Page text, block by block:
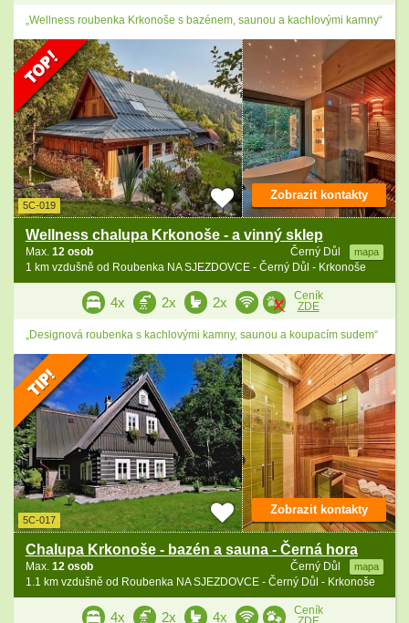
„Wellness roubenka Krkonoše s bazénem, saunou a kachlovými kamny“
5C-019
Wellness chalupa Krkonoše - a vinný sklep
Černý Důl mapa
Max. 12 osob
1 km vzdušně od Roubenka NA SJEZDOVCE - Černý Důl - Krkonoše
Zobrazit kontakty
4x 2x 2x
Ceník
ZDE
„Designová roubenka s kachlovými kamny, saunou a koupacím sudem“
5C-017
Chalupa Krkonoše - bazén a sauna - Černá hora
Černý Důl mapa
Max. 12 osob
1.1 km vzdušně od Roubenka NA SJEZDOVCE - Černý Důl - Krkonoše
Zobrazit kontakty
4x 2x 4x
Ceník